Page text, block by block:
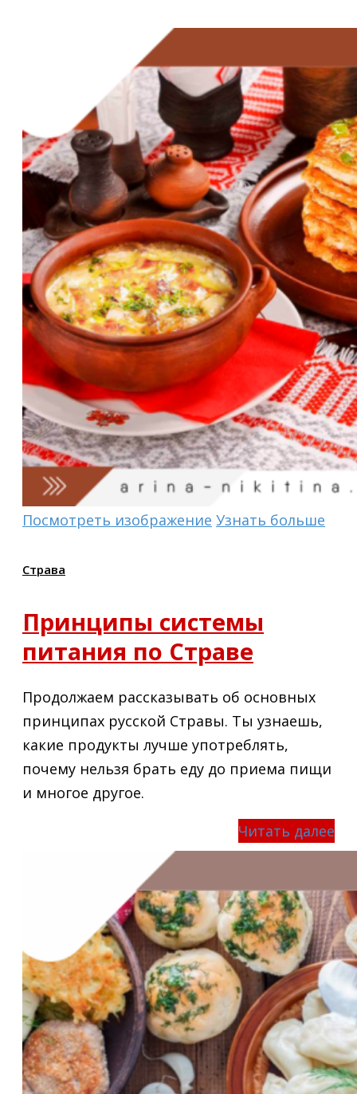
Посмотреть изображение Узнать больше
Страва
Принципы системы
питания по Страве
Продолжаем рассказывать об основных
принципах русской Стравы. Ты узнаешь,
какие продукты лучше употреблять,
почему нельзя брать еду до приема пищи
и многое другое.
Читать далее